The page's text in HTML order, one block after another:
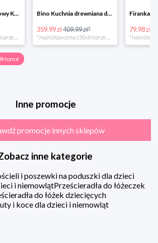
Bino Rowerek biegowy Krecik Bino Kuchnia drewniana dla dzieci Provence
359.99 zł409.99 zł* 79.98 zł
Inne promocje
promocje innych sklepów
inne kategorie
i poszewki na poduszki dla dzieci
i niemowlątPrześcieradła do łóżeczek
do łóżek dziecięcych
i koce dla dzieci i niemowląt